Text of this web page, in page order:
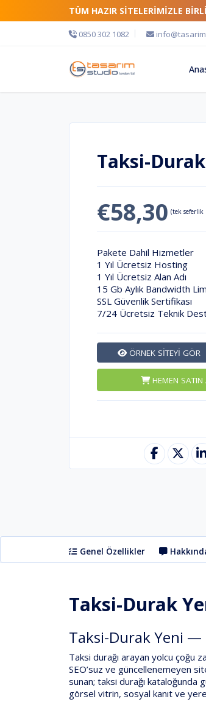
TÜM HAZIR SİTELERİMİZLE
0850 302 1082
Taksi-
€58,30 (tek seferlik
Pakete Dahil Hizmetler
1 Yıl Ücretsiz Hosting
1 Yıl Ücretsiz Alan Adı
15 Gb Aylık Bandwidth
SSL Güvenlik Sertifikası
7/24 Ücretsiz Teknik
ÖRNEK SİTEYİ GÖR
HEMEN SATIN
Genel Özellikler
Taksi-Durak
Taksi-Durak Yeni —
Taksi durağı arayan yolcu çoğu
SEO’suz ve güncellenemeyen
sunan; taksi durağı kataloğunda
görsel vitrin, sosyal kanıt ve